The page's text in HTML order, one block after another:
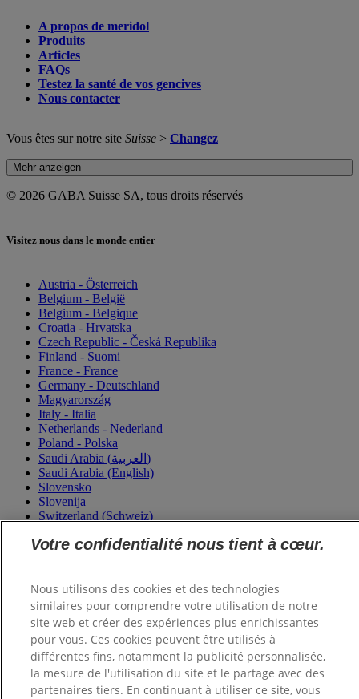
A propos de meridol
Produits
Articles
FAQs
Testez la santé de vos gencives
Nous contacter
Vous êtes sur notre site Suisse > Changez
Mehr anzeigen
© 2026 GABA Suisse SA, tous droits réservés
Visitez nous dans le monde entier
Austria - Österreich
Belgium - België
Belgium - Belgique
Croatia - Hrvatska
Czech Republic - Česká Republika
Finland - Suomi
France - France
Germany - Deutschland
Magyarország
Italy - Italia
Netherlands - Nederland
Poland - Polska
Saudi Arabia (العربية)
Saudi Arabia (English)
Slovensko
Slovenija
Switzerland (Schweiz)
Turkey - Türkiye
Votre confidentialité nous tient à cœur.
Nous utilisons des cookies et des technologies
similaires pour comprendre votre utilisation de notre
site web et créer des expériences plus enrichissantes
pour vous. Ces cookies peuvent être utilisés à
différentes fins, notamment la publicité personnalisée,
la mesure de l'utilisation du site et le partage avec des
partenaires tiers. En continuant à utiliser ce site, vous